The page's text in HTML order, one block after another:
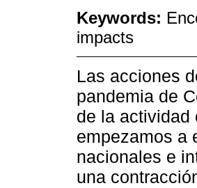
Keywords:
impacts
Las acciones
pandemia de
de la actividad
empezamos a
nacionales e
una